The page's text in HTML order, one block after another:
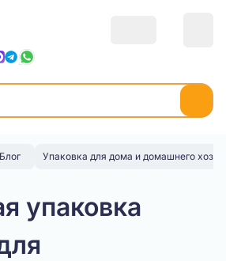
Блог Упаковка для дома и домашнего
упаковка